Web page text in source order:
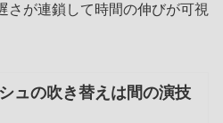
さが連鎖して時間の伸びが可視
ュの吹き替えは間の演技